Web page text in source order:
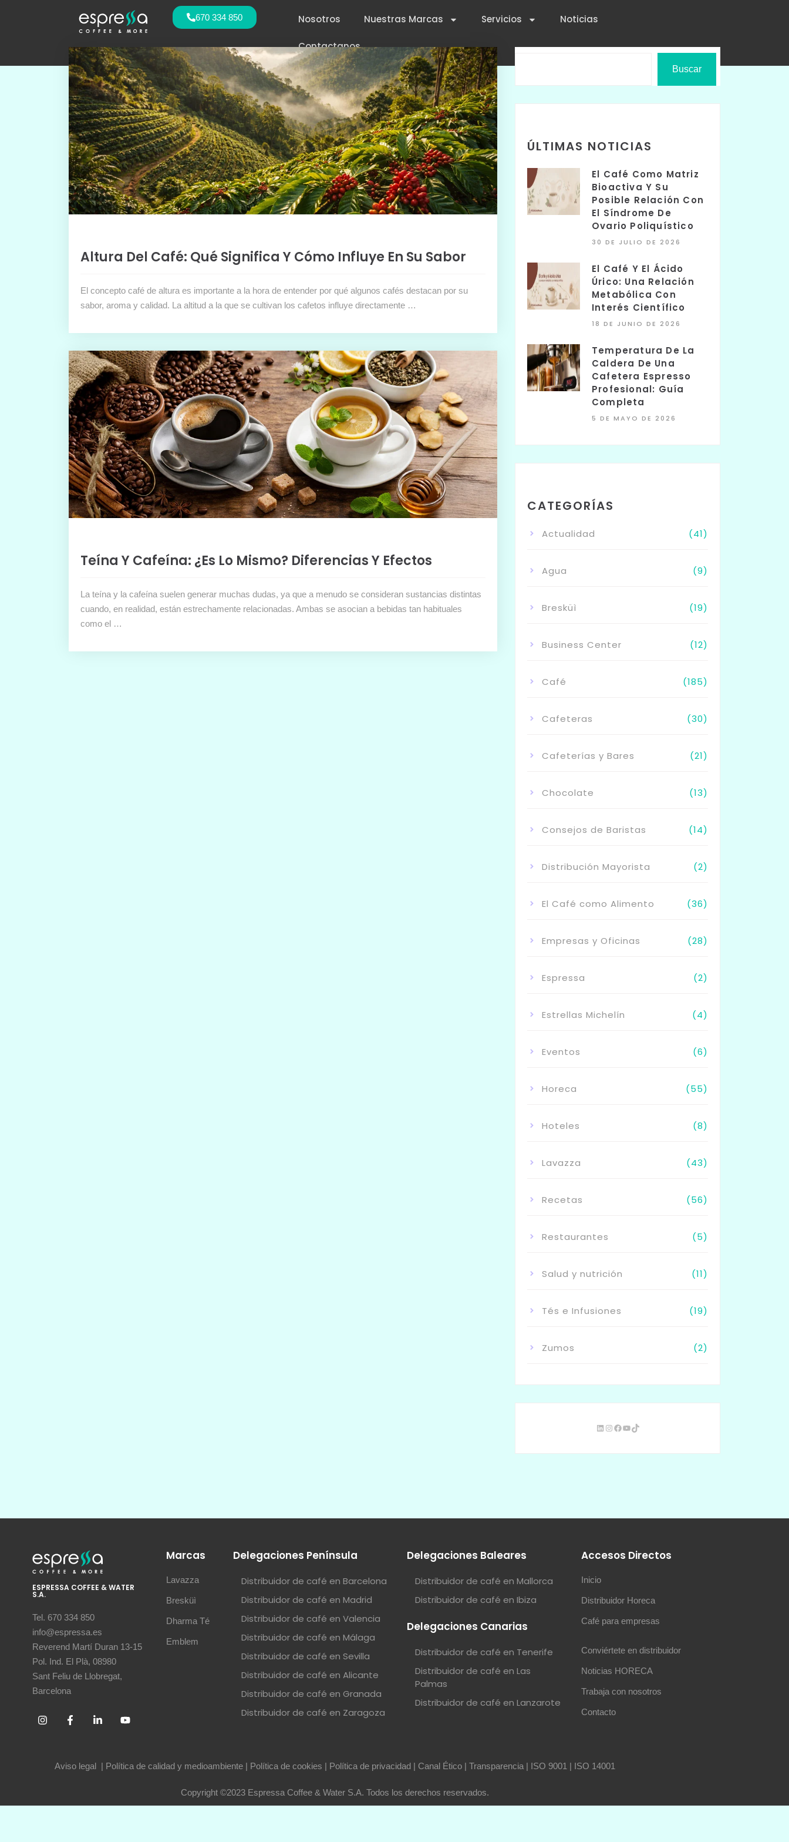
670 334 850 Nosotros Nuestras Marcas Servicios Noticias
Contactanos
Altura Del Café: Qué Significa Y Cómo Influye En Su Sabor
El concepto café de altura es importante a la hora de entender por qué algunos cafés destacan por su
sabor, aroma y calidad. La altitud a la que se cultivan los cafetos influye directamente …
Teína Y Cafeína: ¿es Lo Mismo? Diferencias Y Efectos
La teína y la cafeína suelen generar muchas dudas, ya que a menudo se consideran sustancias distintas
cuando, en realidad, están estrechamente relacionadas. Ambas se asocian a bebidas tan habituales
como el …
Buscar
ÚLTIMAS NOTICIAS
El Café Como Matriz
Bioactiva Y Su
Posible Relación Con
El Síndrome De
Ovario Poliquístico
30 DE JULIO DE 2026
El Café Y El Ácido
Úrico: Una Relación
Metabólica Con
Interés Científico
18 DE JUNIO DE 2026
Temperatura De La
Caldera De Una
Cafetera Espresso
Profesional: Guía
Completa
5 DE MAYO DE 2026
CATEGORÍAS
Actualidad (41)
Agua (9)
Bresküì (19)
Business Center (12)
Café (185)
Cafeteras (30)
Cafeterías y Bares (21)
Chocolate (13)
Consejos de Baristas (14)
Distribución Mayorista (2)
El Café como Alimento (36)
Empresas y Oficinas (28)
Espressa (2)
Estrellas Michelín (4)
Eventos (6)
Horeca (55)
Hoteles (8)
Lavazza (43)
Recetas (56)
Restaurantes (5)
Salud y nutrición (11)
Tés e Infusiones (19)
Zumos (2)
ESPRESSA COFFEE & WATER
S.A.
Tel. 670 334 850
info@espressa.es
Reverend Martí Duran 13-15
Pol. Ind. El Plà, 08980
Sant Feliu de Llobregat,
Barcelona
Marcas
Lavazza
Bresküì
Dharma Té
Emblem
Delegaciones Península
Distribuidor de café en Barcelona
Distribuidor de café en Madrid
Distribuidor de café en Valencia
Distribuidor de café en Málaga
Distribuidor de café en Sevilla
Distribuidor de café en Alicante
Distribuidor de café en Granada
Distribuidor de café en Zaragoza
Delegaciones Baleares
Distribuidor de café en Mallorca
Distribuidor de café en Ibiza
Delegaciones Canarias
Distribuidor de café en Tenerife
Distribuidor de café en Las
Palmas
Distribuidor de café en Lanzarote
Accesos Directos
Inicio
Distribuidor Horeca
Café para empresas
Conviértete en distribuidor
Noticias HORECA
Trabaja con nosotros
Contacto
Aviso legal | Política de calidad y medioambiente| Política de cookies | Política de privacidad| Canal Ético| Transparencia| ISO 9001 | ISO 14001
Copyright ©2023 Espressa Coffee & Water S.A. Todos los derechos reservados.